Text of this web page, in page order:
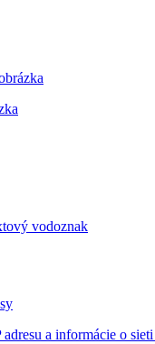
vodoznak
a informácie o